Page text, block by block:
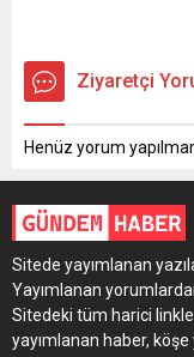
Ziyaretçi
Henüz yorum
Sitede yayımlanan
Yayımlanan
Sitedeki tüm harici
yayımlanan haber, köşe